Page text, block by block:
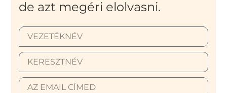
de azt megéri elolvasni.